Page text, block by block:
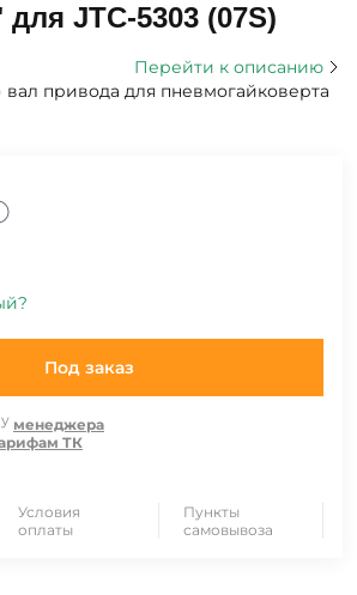
JTC-5303 (07S)
Перейти к описанию
вал привода для пневмогайковерта
Под заказ
менеджера
ТК
Условия
оплаты
Пункты
самовывоза